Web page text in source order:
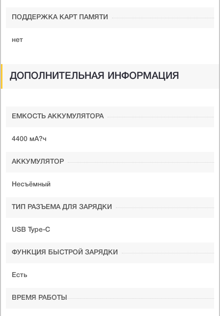
ПОДДЕРЖКА КАРТ ПАМЯТИ
нет
ДОПОЛНИТЕЛЬНАЯ ИНФОРМАЦИЯ
ЕМКОСТЬ АККУМУЛЯТОРА
4400 мА?ч
АККУМУЛЯТОР
Несъёмный
ТИП РАЗЪЕМА ДЛЯ ЗАРЯДКИ
USB Type-C
ФУНКЦИЯ БЫСТРОЙ ЗАРЯДКИ
Есть
ВРЕМЯ РАБОТЫ